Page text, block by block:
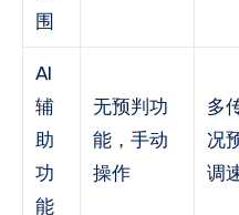
围
AI
辅
助
功
能
无预判功
能，手动
操作
多
况
调